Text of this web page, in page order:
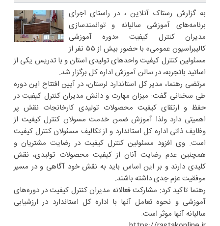
به گزارش رستاک آنلاین ، در راستای اجرای
برنامه‌های آموزشی سالیانه و توانمندسازی
مدیران کنترل کیفیت «دوره آموزشی
کالیبراسیون عمومی» با حضور بیش از ۵۵ نفر از
مسئولین کنترل کیفیت واحدهای تولیدی استان و با تدریس یکی از
اساتید باتجربه، در سالن آموزش اداره کل برگزار شد.
مرتضی رهنما، مدیر کل استاندارد لرستان، در آیین افتتاح این دوره
طی سخنانی گفت: میزان مهارت و دانش مدیران کنترل کیفیت در
حفظ و ارتقای کیفیت محصولات تولیدی کارخانجات نقش پر
اهمیتی دارد ولذا آموزش ضمن خدمت مسولان کنترل کیفیت از
وظایف ذاتی اداره کل استاندارد و از تکالیف مسئولان کنترل کیفیت
است. وی افزود مسئولین کنترل کیفیت در رضایت مشتریان و
همچنین عدم رضایت آنان از کیفیت محصولات تولیدی، نقش
کلیدی دارند و بر این اساس باید به نقش خود آگاهی و در مسیر
موفقیت عزم جدی داشته باشند.
رهنما تاکید کرد: مشارکت فعالانه مدیران کنترل کیفیت در دوره‌های
آموزشی و نحوه تعامل آنها با اداره کل استاندارد در ارزشیابی
سالیانه آنها موثر است.